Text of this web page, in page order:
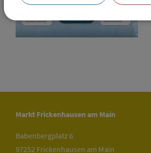
Markt Frickenhausen am Main
Babenbergplatz 6
97252 Frickenhausen am Main